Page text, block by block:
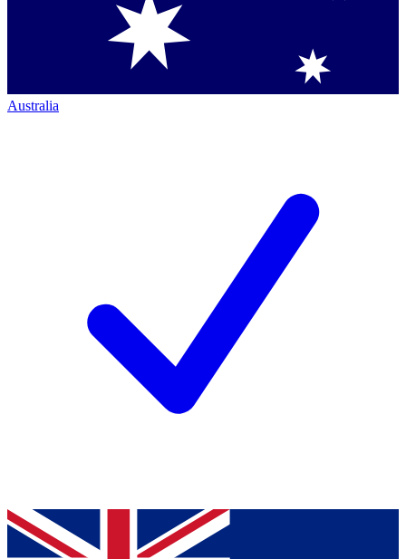
Australia